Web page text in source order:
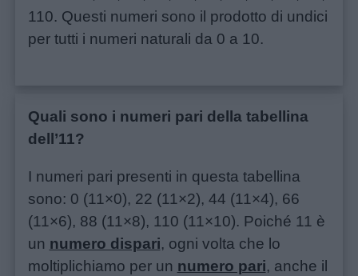
110. Questi numeri sono il prodotto di undici
per tutti i numeri naturali da 0 a 10.
Quali sono i numeri pari della tabellina
dell’11?
I numeri pari presenti in questa tabellina
sono: 0 (11×0), 22 (11×2), 44 (11×4), 66
(11×6), 88 (11×8), 110 (11×10). Poiché 11 è
un numero dispari, ogni volta che lo
moltiplichiamo per un numero pari, anche il